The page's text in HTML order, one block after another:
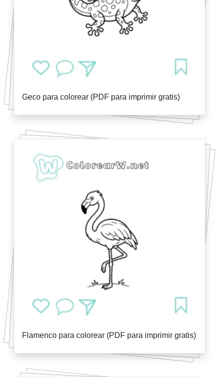
Geco para colorear (PDF para imprimir gratis)
Flamenco para colorear (PDF para imprimir gratis)